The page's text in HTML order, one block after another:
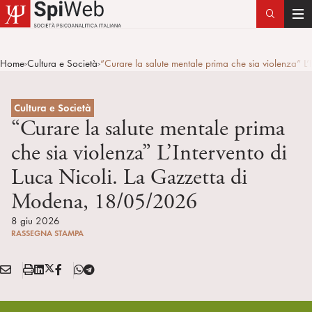
T
Home>Cultura e Società>“Curare la salute mentale prima che sia
Cultura e Società
“Curare la salute mentale prima
che sia violenza” L’Intervento di
Luca Nicoli. La Gazzetta di
Modena, 18/05/2026
8 giu 2026
RASSEGNA STAMPA
Condividi:
E
A
S
a
L
n
X
T
F
T
l